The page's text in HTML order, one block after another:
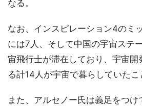
なる。
なお、インスピレーション4のミ
には7人、そして中国の宇宙ステ
宙飛行士が滞在しており、宇宙開
る計14人が宇宙で暮らしていたこ
また、アルセノー氏は義足をつ